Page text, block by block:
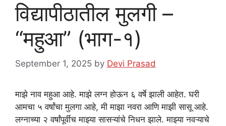
विद्यापीठातील मुलगी –
“महुआ” (भाग-१)
September 1, 2025 by Devi Prasad
माझे नाव महुआ आहे. माझे लग्न होऊन ६ वर्षे झाली आहेत. घरी
आमचा ५ वर्षांचा मुलगा आहे, मी माझा नवरा आणि माझी सासू आहे.
लग्नाच्या २ वर्षांपूर्वीच माझ्या सासऱ्यांचे निधन झाले. माझ्या नवऱ्याचे